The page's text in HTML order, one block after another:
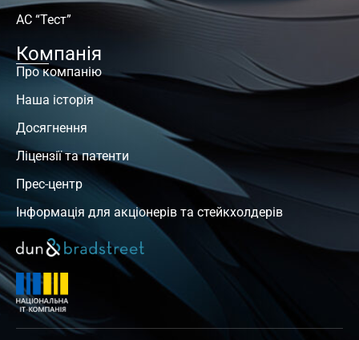
АС “Тест”
Компанія
Про компанію
Наша історія
Досягнення
Ліцензії та патенти
Прес-центр
Інформація для акціонерів та стейкхолдерів